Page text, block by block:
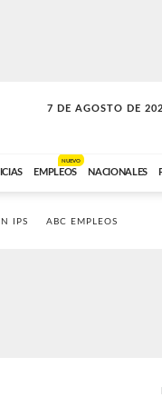
7 DE AGOSTO DE
A DE LA TARDE
EMPLEOS
NUEVO
NACIONALES
IPS ABC EMPLEOS